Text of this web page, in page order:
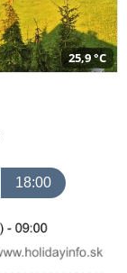
25,9 °C
18:00